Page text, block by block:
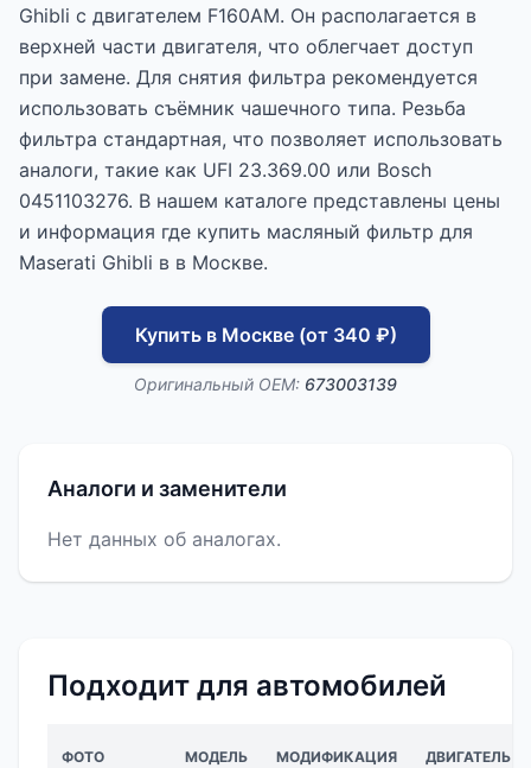
Ghibli с двигателем F160AM. Он располагается в
верхней части двигателя, что облегчает доступ
при замене. Для снятия фильтра рекомендуется
использовать съёмник чашечного типа. Резьба
фильтра стандартная, что позволяет использовать
аналоги, такие как UFI 23.369.00 или Bosch
0451103276. В нашем каталоге представлены цены
и информация где купить масляный фильтр для
Maserati Ghibli в в Москве.
Купить в Москве (от 340 ₽)
Оригинальный OEM: 673003139
Аналоги и заменители
Нет данных об аналогах.
Подходит для автомобилей
ФОТО МОДЕЛЬ МОДИФИКАЦИЯ ДВИГАТЕЛЬ